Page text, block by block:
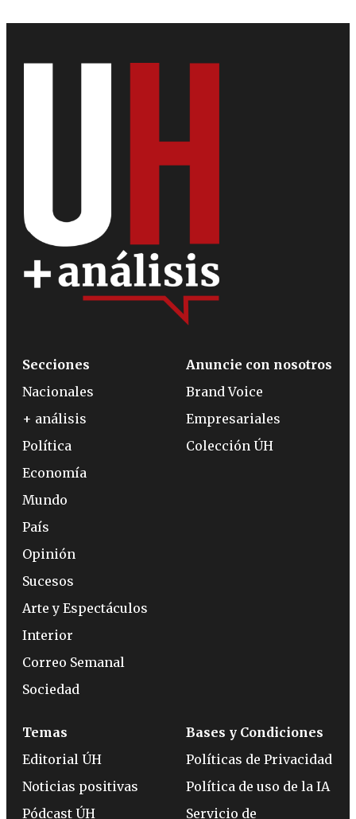
Secciones
Nacionales
+ análisis
Política
Economía
Mundo
País
Opinión
Sucesos
Arte y Espectáculos
Interior
Correo Semanal
Sociedad
Anuncie con nosotros
Brand Voice
Empresariales
Colección ÚH
Temas
Editorial ÚH
Noticias positivas
Pódcast ÚH
Bases y Condiciones
Políticas de Privacidad
Política de uso de la IA
Servicio de